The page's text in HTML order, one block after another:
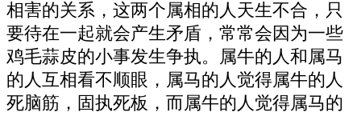
相害的关系，这两个属相的人天生不合，只
要待在一起就会产生矛盾，常常会因为一些
鸡毛蒜皮的小事发生争执。属牛的人和属马
的人互相看不顺眼，属马的人觉得属牛的人
死脑筋，固执死板，而属牛的人觉得属马的